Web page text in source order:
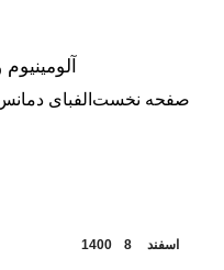
مکان شما:
صفحه نخست الفبای
اسفند 8
1400